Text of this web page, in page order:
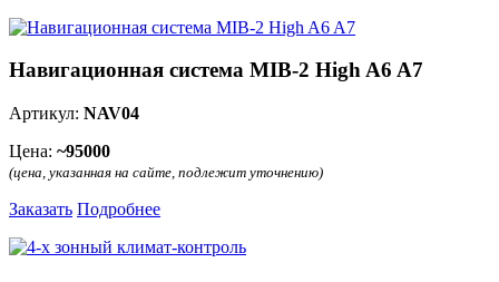
Навигационная система MIB-2 High A6 A7
Артикул: NAV04
Цена: ~95000
(цена, указанная на сайте, подлежит уточнению)
Заказать Подробнее